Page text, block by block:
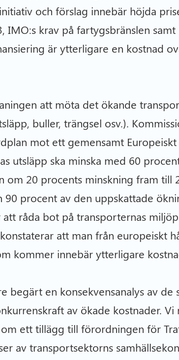
och förslag innebär höjda
krav på fartygsbränslen
är ytterligare en kostnad
att möta det ökande
buller, trängsel osv.).
mot ett gemensamt
utsläpp ska minska med 60
om 20 procents minskning fram till
procent av den uppskattade
råda bot på transporternas
att man från europeiskt
kommer innebär ytterligare
begärt en konsekvensanalys av
av ökade kostnader.
ett tillägg till förordningen för
av transportsektorns